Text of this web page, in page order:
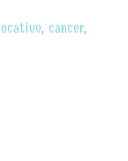
,cancer,